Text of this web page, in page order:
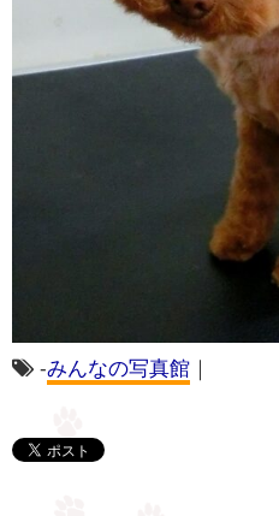
-みんなの写真館